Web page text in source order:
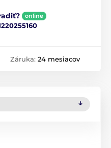
online
Záruka: 24 mesiacov